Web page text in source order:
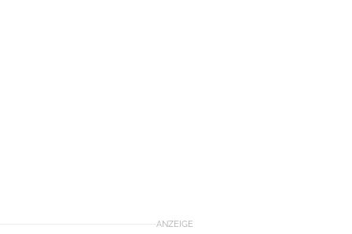
ANZEIGE